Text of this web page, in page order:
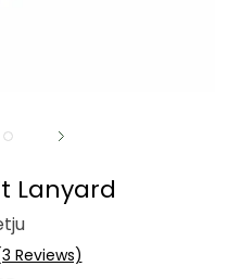
Lanyard